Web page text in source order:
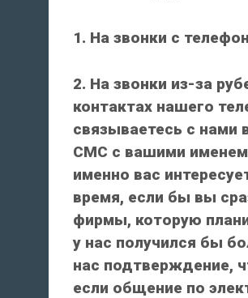
1. На звонки с
2. На звонки из-за
контактах нашего
связываетесь с нами
СМС с вашими именем
именно вас
время, если бы вы
фирмы, которую
у нас получился бы
нас подтверждение,
если общение по